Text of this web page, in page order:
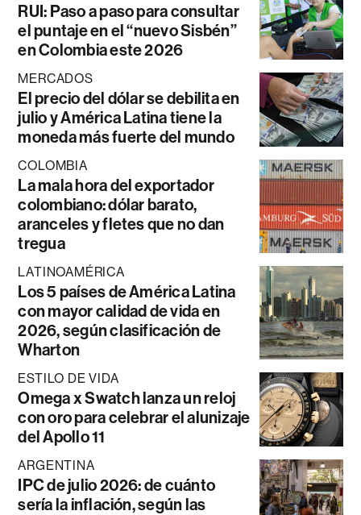
RUI: Paso a paso para consultar
el puntaje en el “nuevo Sisbén”
en Colombia este 2026
MERCADOS
El precio del dólar se debilita en
julio y América Latina tiene la
moneda más fuerte del mundo
COLOMBIA
La mala hora del exportador
colombiano: dólar barato,
aranceles y fletes que no dan
tregua
LATINOAMÉRICA
Los 5 países de América Latina
con mayor calidad de vida en
2026, según clasificación de
Wharton
ESTILO DE VIDA
Omega x Swatch lanza un reloj
con oro para celebrar el alunizaje
del Apollo 11
ARGENTINA
IPC de julio 2026: de cuánto
sería la inflación, según las